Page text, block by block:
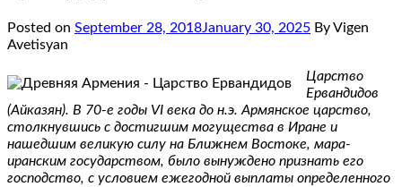
Posted on September 28, 2018January 30, 2025 By Vigen
Avetisyan
Царство
Ервандидов
(Айказян). В 70-е годы VΙ века до н.э. Армянское царство,
столкнувшись с достигшим могущества в Иране и
нашедшим великую силу на Ближнем Востоке, мара-
иранским государством, было вынуждено признать его
господство, с условием ежегодной выплаты определенного